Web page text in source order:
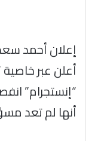
إعلان أحمد
أعلن عبر
“إنستجرام”
أنها لم تعد